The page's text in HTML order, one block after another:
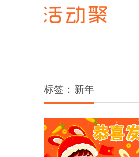
标签：新年